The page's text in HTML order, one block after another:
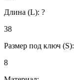
Длина (L): ?
38
Размер под ключ (S):
8